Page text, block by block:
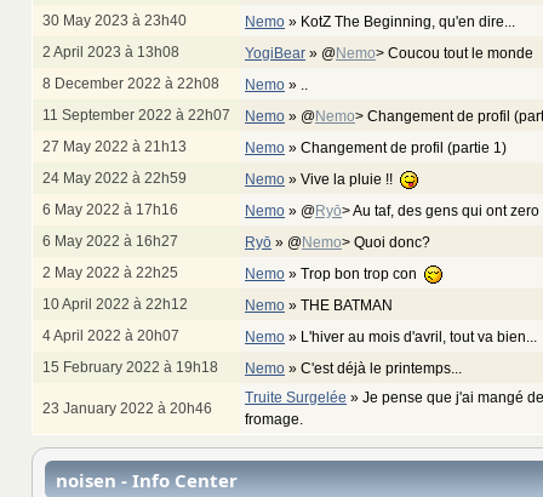
30 May 2023 à 23h40
Nemo » KotZ The Beginning, qu'en dire...
2 April 2023 à 13h08
YogiBear » @Nemo> Coucou tout le monde
8 December 2022 à 22h08
Nemo » ..
11 September 2022 à 22h07
Nemo » @Nemo> Changement de profil
27 May 2022 à 21h13
Nemo » Changement de profil (partie 1)
24 May 2022 à 22h59
Nemo » Vive la pluie !!
6 May 2022 à 17h16
Nemo » @Ryō> Au taf, des gens qui ont
6 May 2022 à 16h27
Ryō » @Nemo> Quoi donc?
2 May 2022 à 22h25
Nemo » Trop bon trop con
10 April 2022 à 22h12
Nemo » THE BATMAN
4 April 2022 à 20h07
Nemo » L'hiver au mois d'avril, tout va bien...
15 February 2022 à 19h18
Nemo » C'est déjà le printemps...
23 January 2022 à 20h46
Truite Surgelée » Je pense que j'ai mangé
fromage.
noisen - Info Center